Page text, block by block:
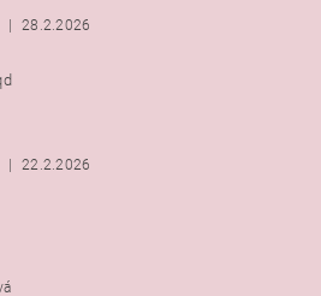
| 28.2.2026
| 22.2.2026